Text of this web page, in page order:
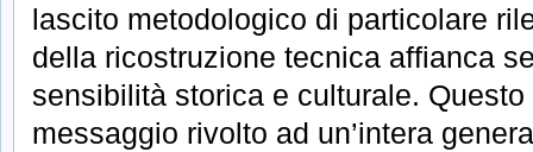
lascito metodologico di particolare
della ricostruzione tecnica affianca
sensibilità storica e culturale.
messaggio rivolto ad un’intera